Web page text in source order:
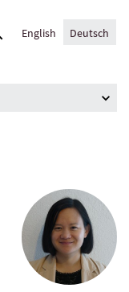
English Deutsch